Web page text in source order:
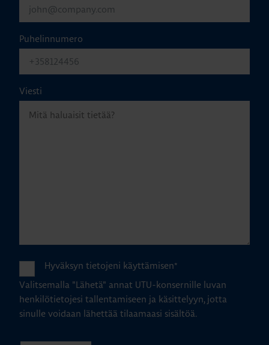
Puhelinnumero
Viesti
Hyväksyn tietojeni käyttämisen*
Valitsemalla "Lähetä" annat UTU-konsernille luvan
henkilötietojesi tallentamiseen ja käsittelyyn, jotta
sinulle voidaan lähettää tilaamaasi sisältöä.